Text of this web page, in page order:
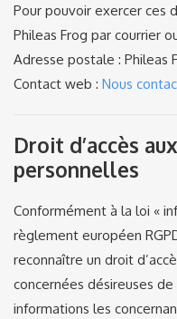
Pour pouvoir exercer ces
Phileas Frog par courrier
Adresse postale : Phileas
Contact web : Nous
Droit d’accès
personnelles
Conformément à la loi «
règlement européen
reconnaître un droit
concernées désireuses
informations les